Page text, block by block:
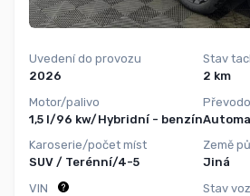
Uvedení do provozu
2026
Motor/palivo
1,5 l/96 kw/Hybridní - benzín
Karoserie/počet míst
SUV / Terénní/4-5
Stav
2 km
Země
Jiná
VIN
Stav